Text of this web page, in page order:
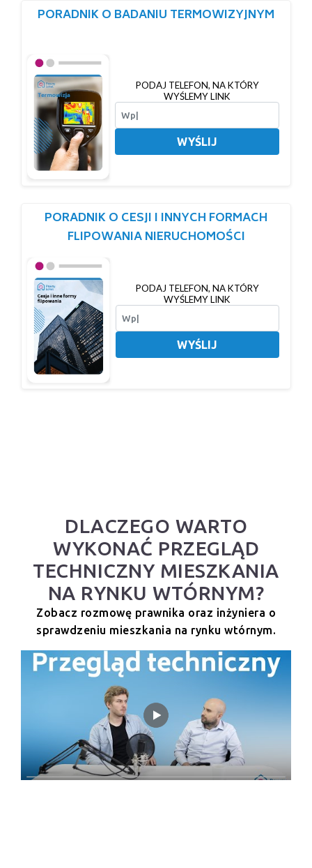
PORADNIK O BADANIU TERMOWIZYJNYM
PODAJ TELEFON, NA KTÓRY
WYŚLEMY LINK
WYŚLIJ
PORADNIK O CESJI I INNYCH FORMACH
FLIPOWANIA NIERUCHOMOŚCI
PODAJ TELEFON, NA KTÓRY
WYŚLEMY LINK
WYŚLIJ
DLACZEGO WARTO
WYKONAĆ PRZEGLĄD
TECHNICZNY MIESZKANIA
NA RYNKU WTÓRNYM?
Zobacz rozmowę prawnika oraz inżyniera o
sprawdzeniu mieszkania na rynku wtórnym.